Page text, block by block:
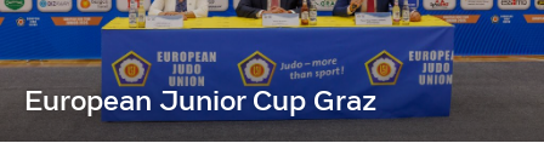
European Junior Cup Graz